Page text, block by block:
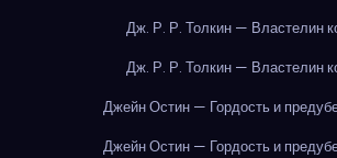
Дж. Р. Р. Толкин — Властелин
Дж. Р. Р. Толкин — Властелин
Джейн Остин — Гордость и
Джейн Остин — Гордость и